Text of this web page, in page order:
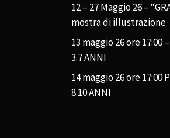
12 – 27 Maggio 26 –
mostra di illustrazione
13 maggio 26 ore 17:00
3.7 ANNI
14 maggio 26 ore 17:00
8.10 ANNI